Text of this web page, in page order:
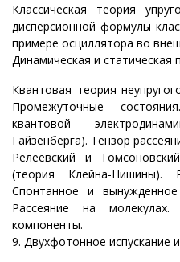
Классическая теория
дисперсионной формулы
примере осциллятора во
Динамическая и статическая
Квантовая теория
Промежуточные
квантовой
Гайзенберга). Тензор
Релеевский и
(теория Клейна-Нишины).
Спонтанное и
Рассеяние на
компоненты.
9. Двухфотонное испускание